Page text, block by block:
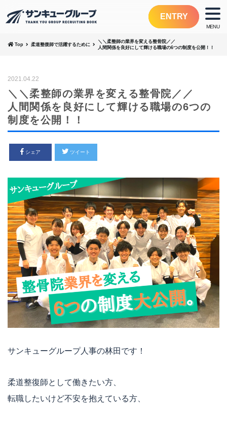
ENTRY
Top 柔道整復師で活躍するために
＼＼柔整師の業界を変える整骨院／／
人間関係を良好にして輝ける職場の6つの制度を公開！！
2021.04.22
＼＼柔整師の業界を変える整骨院／／
人間関係を良好にして輝ける職場の6つの
制度を公開！！
シェア ツイート
サンキューグループ人事の林田です！
柔道整復師として働きたい方、
転職したいけど不安を抱えている方、